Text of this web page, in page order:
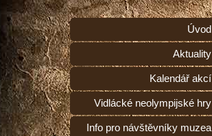
Úvod
Aktuality
Kalendář akcí
Vidlácké neolympijské hry
Info pro návštěvníky muzea